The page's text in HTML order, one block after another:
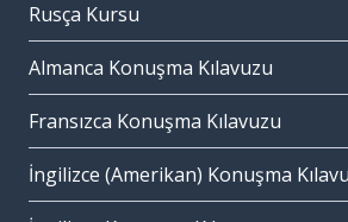
Rusça Kursu
Almanca Konuşma Kılavuzu
Fransızca Konuşma Kılavuzu
İngilizce (Amerikan) Konuşma